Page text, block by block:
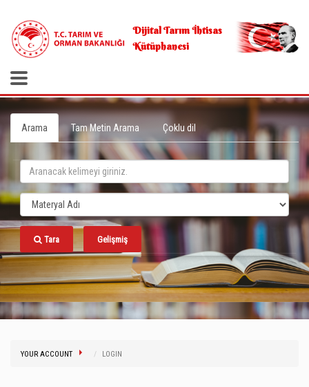
Dijital Tarım İhtisas
Kütüphanesi
Arama Tam Metin Arama Çoklu dil
Tara Gelişmiş
YOUR ACCOUNT LOGIN